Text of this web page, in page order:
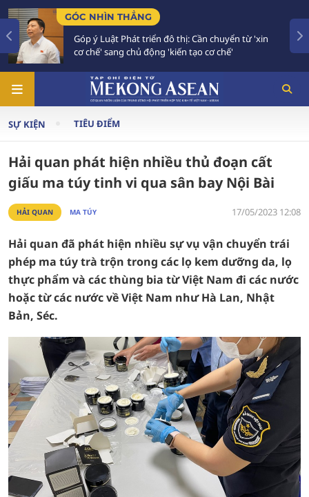
triển đô thị: Cần chuyển từ 'xin
động 'kiến tạo cơ chế'
Bế mạc Hội nghị
vào giai đoạn
SỰ KIỆN TIÊU ĐIỂM
Hải quan phát hiện nhiều thủ đoạn cất
giấu ma túy tinh vi qua sân bay Nội Bài
HẢI QUAN MA TÚY 17/05/2023 12:08
Hải quan đã phát hiện nhiều sự vụ vận chuyển trái
phép ma túy trà trộn trong các lọ kem dưỡng da, lọ
thực phẩm và các thùng bia từ Việt Nam đi các nước
hoặc từ các nước về Việt Nam như Hà Lan, Nhật
Bản, Séc.